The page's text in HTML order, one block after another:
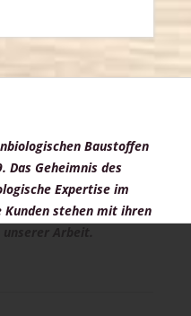
Baustoffen
Das Geheimnis des
Expertise im
Kunden stehen mit ihren